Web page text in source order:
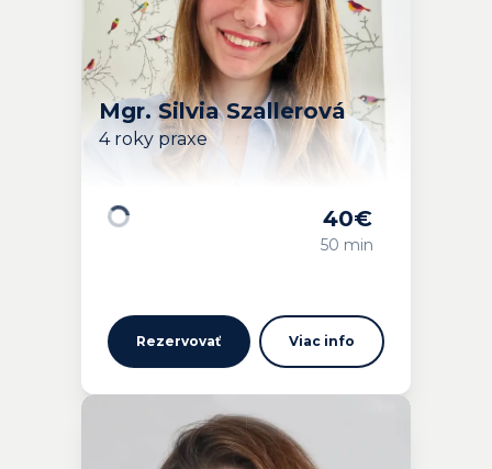
Mgr. Silvia Szallerová
4 roky praxe
40€
50 min
Rezervovať Viac info